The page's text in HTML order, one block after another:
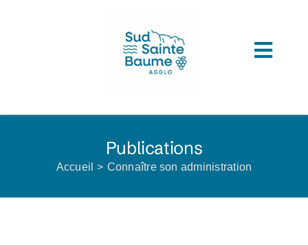
COMPRENDRE L’AGGLOMERATION
CONNAITRE SON ADMINISTRATION
Publications
Accueil Connaître son administration